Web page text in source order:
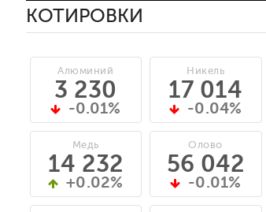
КОТИРОВКИ
Алюминий
3 230
-0.01%
Медь
14 232
+0.02%
Никель
17 014
-0.04%
Олово
56 042
-0.01%